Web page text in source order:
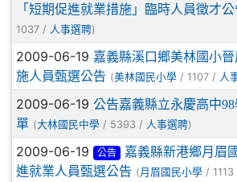
「短期促進就業措施」臨時人員徵才公
1037 / 人事選聘)
2009-06-19 嘉義縣溪口鄉美林國小
施人員甄選公告 (美林國民小學 / 1107 / 人
2009-06-19 公告嘉義縣立永慶高中
單 (大林國民中學 / 5393 / 人事選聘)
2009-06-19 公告
嘉義縣新港鄉月眉
進就業人員甄選公告 ( 月眉國民小學 / 1113